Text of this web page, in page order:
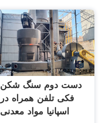
دست دوم سنگ شکن
فکی تلفن همراه در
اسپانیا مواد معدنی